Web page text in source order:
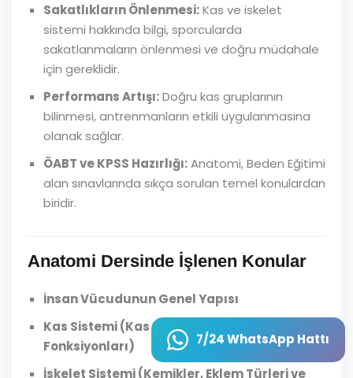
7/24 WhatsApp Hattı
Sakatlıkların Önlenmesi:Kas ve iskelet
sistemi hakkında bilgi, sporcularda
sakatlanmaların önlenmesi ve doğru müdahale
için gereklidir.
Performans Artışı:Doğru kas gruplarının
bilinmesi, antrenmanların etkili uygulanmasına
olanak sağlar.
ÖABT ve KPSS Hazırlığı:Anatomi, Beden Eğitimi
alan sınavlarında sıkça sorulan temel konulardan
biridir.
Anatomi Dersinde İşlenen Konular
İnsan Vücudunun Genel Yapısı
Kas Sistemi (Kas Tipleri, Kasların Yapısı ve
Fonksiyonları)
İskelet Sistemi (Kemikler, Eklem Türleri ve